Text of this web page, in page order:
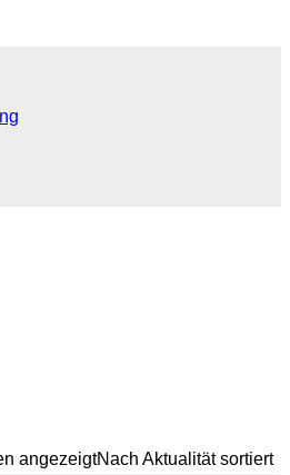
angezeigtNach Aktualität sortiert